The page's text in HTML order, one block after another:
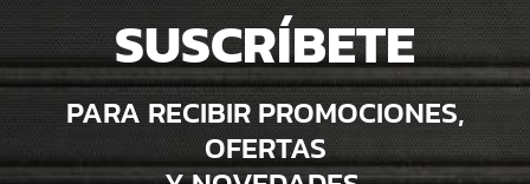
SUSCRÍBETE
PARA RECIBIR PROMOCIONES,
OFERTAS